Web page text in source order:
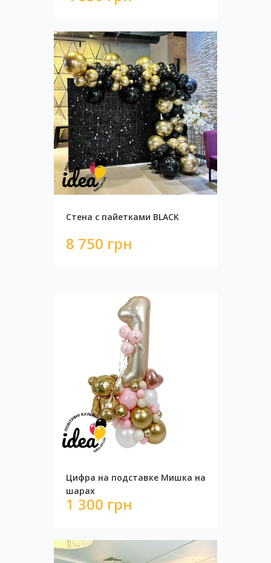
Стена с пайетками BLACK-WHITE
11 230 грн
Стена из шаров Елка на снегу
7 300 грн
Стена с пайетками BLACK
8 750 грн
Цифра на подставке Мишка на
шарах
1 300 грн